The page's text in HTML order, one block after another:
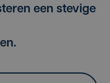
een stevige